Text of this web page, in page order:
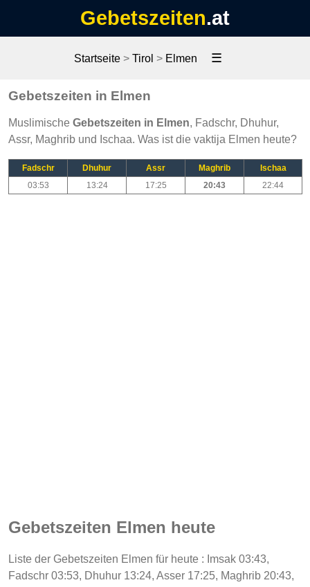
Gebetszeiten.at
Startseite > Tirol > Elmen ☰
Gebetszeiten in Elmen
Muslimische Gebetszeiten in Elmen, Fadschr, Dhuhur,
Assr, Maghrib und Ischaa. Was ist die vaktija Elmen heute?
Fadschr Dhuhur Assr Maghrib
Ischaa
03:53
13:24 17:25 20:43 22:44
Gebetszeiten Elmen heute
Liste der Gebetszeiten Elmen für heute : Imsak 03:43,
Fadschr 03:53, Dhuhur 13:24, Asser 17:25, Maghrib 20:43,